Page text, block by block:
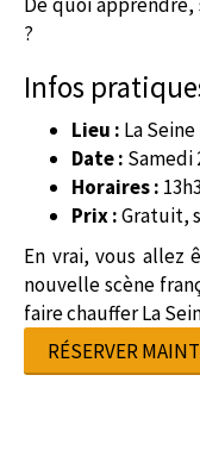
?
Infos
Lieu : La
Date : Samedi
Horaires :
Prix :Gratuit,
En vrai, vous
nouvelle scène
faire chauffer La
RÉSERVER